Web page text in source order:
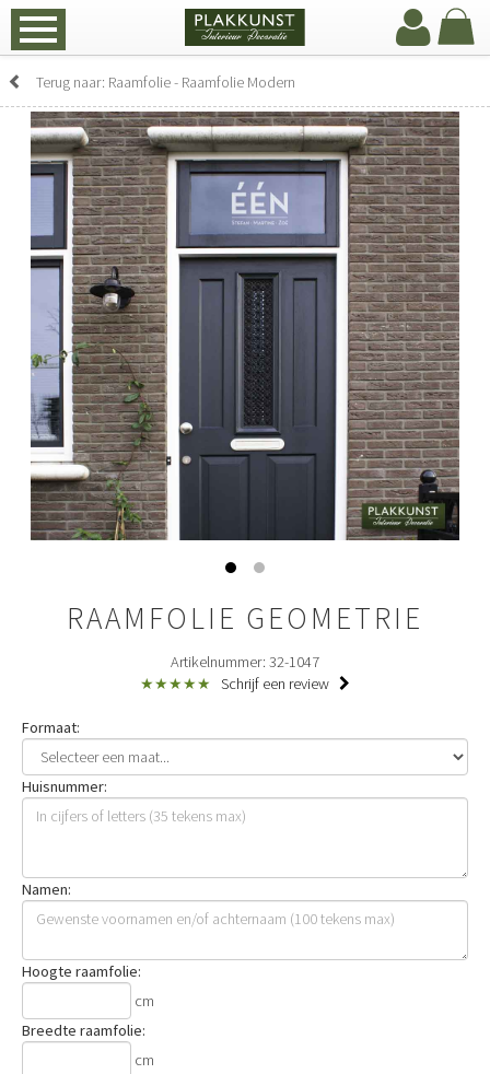
Terug naar: Raamfolie - Raamfolie Modern
RAAMFOLIE GEOMETRIE
Artikelnummer: 32-1047
★★★★★ Schrijf een review
Formaat:
Huisnummer:
Namen:
Hoogte raamfolie:
cm
Breedte raamfolie:
cm